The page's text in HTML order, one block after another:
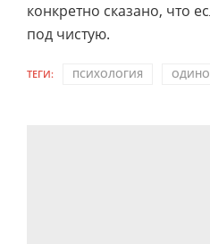
конкретно сказано, что
под чистую.
ТЕГИ: ПСИХОЛОГИЯ